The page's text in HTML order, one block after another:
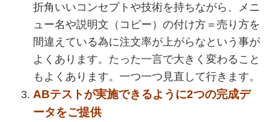
折角いいコンセプトや技術を持ちながら、メニ
ュー名や説明文（コピー）の付け方＝売り方を
間違えている為に注文率が上がらなという事が
よくあります。たった一言で大きく変わること
もよくあります。一つ一つ見直して行きます。
ABテストが実施できるように2つの完成デ
ータをご提供